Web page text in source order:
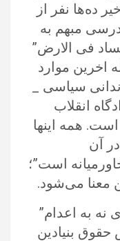
ده‌ها نفر از
مبهم به
فی الارض”
اخرین موارد
حکم اعدام برای ۶ زندانی سیاسی _
انقلاب
همه اینها
آن
است”؛
معنا می‌شود.
نه به اعدام”
بنیادین